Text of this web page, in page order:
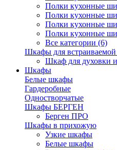
Полки кухонные
Полки кухонные
Полки кухонные
Полки кухонные
Все категории (6)
Шкафы для встраиваемой
Шкаф для духовки
Шкафы
Белые шкафы
Гардеробные
Одностворчатые
Шкафы БЕРГЕН
Берген ПРО
Шкафы в прихожую
Узкие шкафы
Белые шкафы